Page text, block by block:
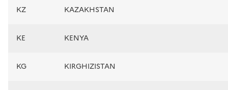
KZ KAZAKHSTAN
KE KENYA
KG KIRGHIZISTAN